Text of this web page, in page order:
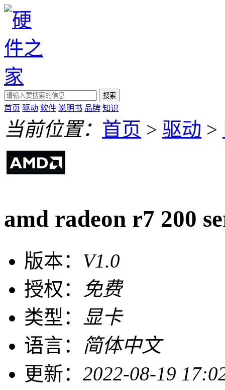
搜索
首页 驱动 软件 说明书 品牌 知识
当前位置： 首页 > 驱动 >
amd radeon r7 200
版本： V1.0
授权：
免费
类型： 显卡
语言： 简体中文
更新： 2022-08-19